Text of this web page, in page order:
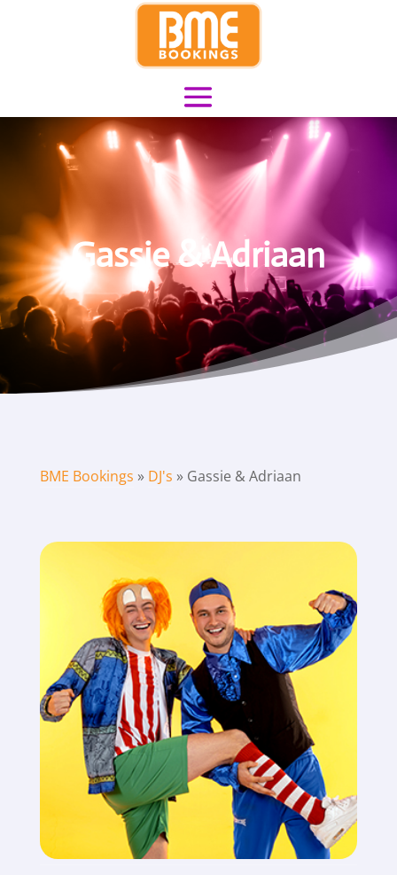
Gassie & Adriaan
BME Bookings » DJ's » Gassie & Adriaan